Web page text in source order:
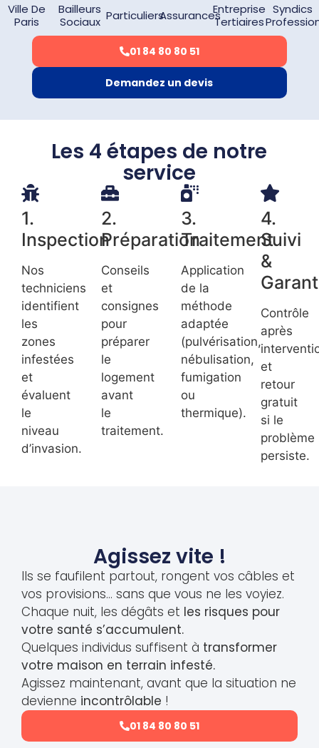
Ville De
Paris
Bailleurs
Sociaux ParticuliersAssurancesEntreprise
Tertiaires
Syndics
01 84 80 80 51
Demandez un devis
Les 4 étapes de notre
service
1.
Inspection
Nos
techniciens
identifient
les
zones
infestées
et
évaluent
le
niveau
d’invasion.
2.
Préparation
Conseils
et
consignes
pour
préparer
le
logement
avant
le
traitement.
3.
Traitement
Application
de la
méthode
adaptée
(pulvérisation,
nébulisation,
fumigation
ou
thermique).
4.
Suivi
&
Contrôle
après
et
retour
gratuit
si le
problème
persiste.
Agissez vite !
Ils se faufilent partout, rongent vos câbles et
vos provisions… sans que vous ne les voyiez.
Chaque nuit, les dégâts et les risques pour
votre santé s’accumulent.
Quelques individus suffisent à transformer
votre maison en terrain infesté.
Agissez maintenant, avant que la situation ne
devienne incontrôlable !
01 84 80 80 51